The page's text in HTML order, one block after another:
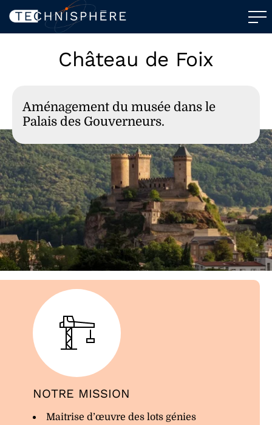
Château de Foix
Aménagement du musée dans le
Palais des Gouverneurs.
NOTRE MISSION
Maitrise d’œuvre des lots génies